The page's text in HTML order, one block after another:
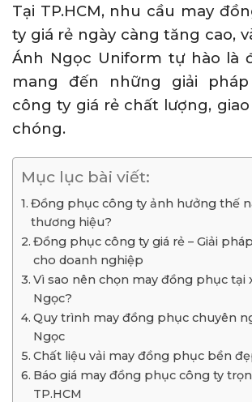
Tại TP.HCM, nhu cầu may
ty giá rẻ ngày càng tăng cao,
Ánh Ngọc Uniform tự hào là
mang đến những giải
công ty giá rẻ chất lượng,
chóng.
Mục lục bài viết:
Đồng phục công ty ảnh hưởng thế
thương hiệu?
Đồng phục công ty giá rẻ – Giải
cho doanh nghiệp
Vì sao nên chọn may đồng phục tại
Ngọc?
Quy trình may đồng phục chuyên
Ngọc
Chất liệu vải may đồng phục bền
Báo giá may đồng phục công ty
TP.HCM